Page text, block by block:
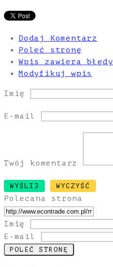
Dodaj Komentarz
Poleć stronę
Wpis zawiera błędy
Modyfikuj wpis
Imię
E-mail
Twój komentarz
Polecana strona
Imię
E-mail